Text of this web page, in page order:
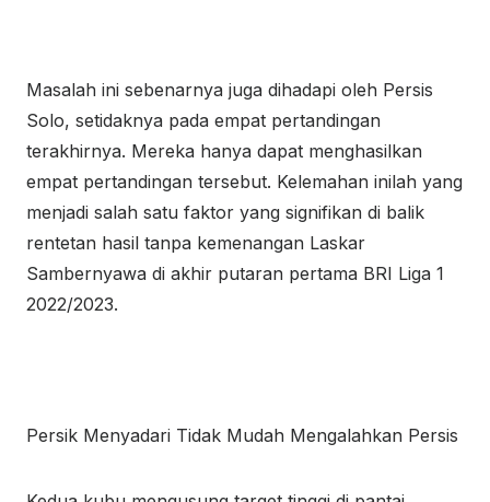
Masalah ini sebenarnya juga dihadapi oleh Persis
Solo, setidaknya pada empat pertandingan
terakhirnya. Mereka hanya dapat menghasilkan
empat pertandingan tersebut. Kelemahan inilah yang
menjadi salah satu faktor yang signifikan di balik
rentetan hasil tanpa kemenangan Laskar
Sambernyawa di akhir putaran pertama BRI Liga 1
2022/2023.
Persik Menyadari Tidak Mudah Mengalahkan Persis